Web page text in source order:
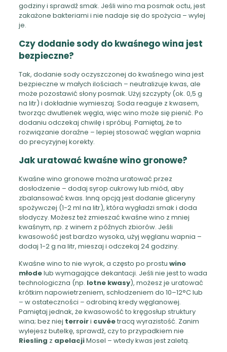
godziny i sprawdź smak. Jeśli wino ma posmak octu, jest
zakażone bakteriami i nie nadaje się do spożycia – wylej
je.
Czy dodanie sody do kwaśnego wina jest
bezpieczne?
Tak, dodanie sody oczyszczonej do kwaśnego wina jest
bezpieczne w małych ilościach – neutralizuje kwas, ale
może pozostawić słony posmak. Użyj szczypty (ok. 0,5 g
na litr) i dokładnie wymieszaj. Soda reaguje z kwasem,
tworząc dwutlenek węgla, więc wino może się pienić. Po
dodaniu odczekaj chwilę i spróbuj. Pamiętaj, że to
rozwiązanie doraźne – lepiej stosować węglan wapnia
do precyzyjnej korekty.
Jak uratować kwaśne wino gronowe?
Kwaśne wino gronowe można uratować przez
dosłodzenie – dodaj syrop cukrowy lub miód, aby
zbalansować kwas. Inną opcją jest dodanie gliceryny
spożywczej (1-2 ml na litr), która wygładzi smak i doda
słodyczy. Możesz też zmieszać kwaśne wino z mniej
kwaśnym, np. z winem z późnych zbiorów. Jeśli
kwasowość jest bardzo wysoka, użyj węglanu wapnia –
dodaj 1-2 g na litr, mieszaj i odczekaj 24 godziny.
Kwaśne wino to nie wyrok, a często po prostu wino
młodelub wymagające dekantacji. Jeśli nie jest to wada
technologiczna (np. lotne kwasy), możesz je uratować
krótkim napowietrzeniem, schłodzeniem do 10–12°C lub
– w ostateczności – odrobiną kredy węglanowej.
Pamiętaj jednak, że kwasowość to kręgosłup struktury
wina; bez niej terroiri cuvéetracą wyrazistość. Zanim
wylejesz butelkę, sprawdź, czy to przypadkiem nie
Riesling z apelacjiMosel – wtedy kwas jest zaletą.